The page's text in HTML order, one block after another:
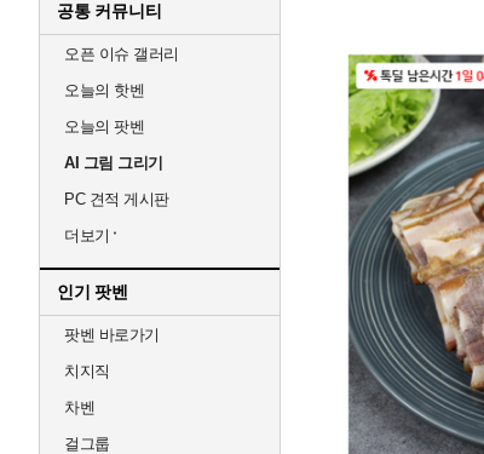
공통 커뮤니티
오픈 이슈 갤러리
오늘의 핫벤
오늘의 팟벤
AI 그림 그리기
PC 견적 게시판
더보기
인기 팟벤
팟벤 바로가기
치지직
차벤
걸그룹